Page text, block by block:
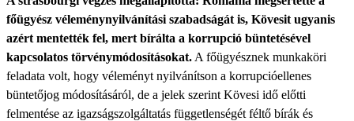
főügyész véleménynyilvánítási szabadságát is, Kövesit ugyanis
azért mentették fel, mert bírálta a korrupció büntetésével
kapcsolatos törvénymódosításokat. A főügyésznek munkaköri
feladata volt, hogy véleményt nyilvánítson a korrupcióellenes
büntetőjog módosításáról, de a jelek szerint Kövesi idő előtti
felmentése az igazságszolgáltatás függetlenségét féltő bírák és